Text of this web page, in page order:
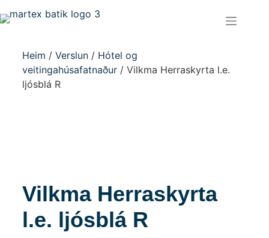
Heim / Verslun/ Hótel og
veitingahúsafatnaður/ Vilkma Herraskyrta l.e.
ljósblá R
Vilkma Herraskyrta
l.e. ljósblá R